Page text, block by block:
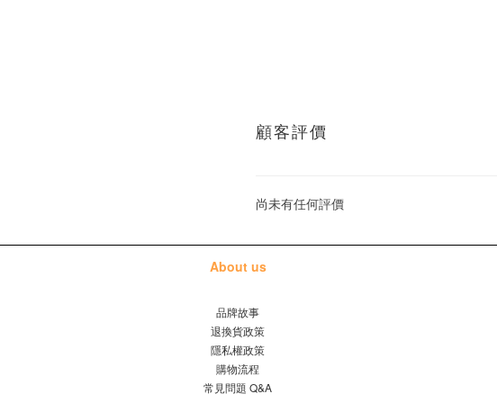
顧客評價
尚未有任何評價
About us
品牌故事
退換貨政策
隱私權政策
購物流程
常見問題 Q&A